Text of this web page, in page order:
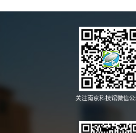
关注南京科技馆微信